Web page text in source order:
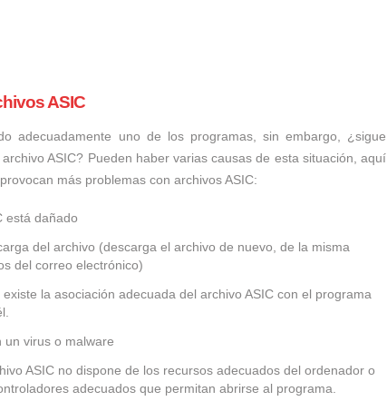
ASIC
adecuadamente uno de los programas, sin embargo, ¿sigue
ASIC? Pueden haber varias causas de esta situación, aquí
más problemas con archivos ASIC:
está dañado
del archivo (descarga el archivo de nuevo, de la misma
del correo electrónico)
la asociación adecuada del archivo ASIC con el programa
un virus o malware
ASIC no dispone de los recursos adecuados del ordenador o
adecuados que permitan abrirse al programa.